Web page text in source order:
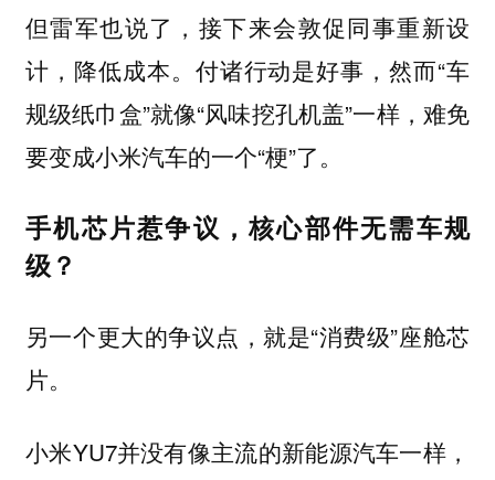
但雷军也说了，接下来会敦促同事重新设
计，降低成本。付诸行动是好事，然而“车
规级纸巾盒”就像“风味挖孔机盖”一样，难免
要变成小米汽车的一个“梗”了。
手机芯片惹争议，核心部件无需车规
级？
另一个更大的争议点，就是“消费级”座舱芯
片。
小米YU7并没有像主流的新能源汽车一样，